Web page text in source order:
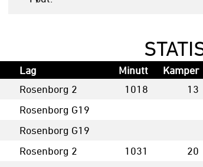
Lag Minutt Kamper
Rosenborg 2 1018 13
Rosenborg G19
Rosenborg G19
Rosenborg 2 1031 20